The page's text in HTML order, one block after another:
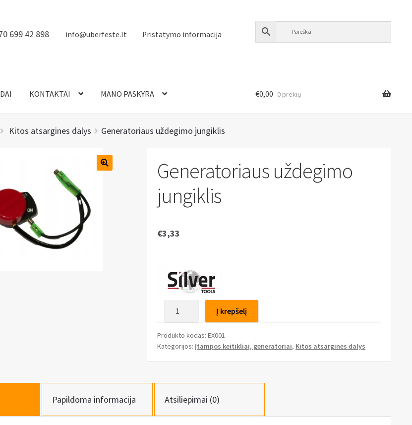
699 42 898 info@uberfeste.lt Pristatymo informacija
KONTAKTAI MANO PASKYRA €0,00 0 prekių
Kitos atsargines dalys Generatoriaus uždegimo jungiklis
Generatoriaus uždegimo
jungiklis
€3,33
Generatoriaus
uždegimo
Į krepšelį
Produkto kodas: EX001
Kategorijos: Įtampos keitikliai, generatoriai, Kitos atsargines dalys
Papildoma informacija Atsiliepimai (0)